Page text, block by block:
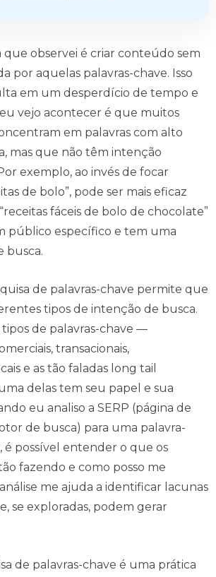
observei é criar conteúdo sem
por aquelas palavras-chave. Isso
em um desperdício de tempo e
vejo acontecer é que muitos
em palavras com alto
mas que não têm intenção
exemplo, ao invés de focar
de bolo”, pode ser mais eficaz
fáceis de bolo de chocolate”
público específico e tem uma
busca.
de palavras-chave permite que
tipos de intenção de busca.
tipos de palavras-chave —
transacionais,
e as tão faladas long tail
delas tem seu papel e sua
eu analiso a SERP (página de
de busca) para uma palavra-
é possível entender o que os
fazendo e como posso me
me ajuda a identificar lacunas
se exploradas, podem gerar
de palavras-chave é uma prática